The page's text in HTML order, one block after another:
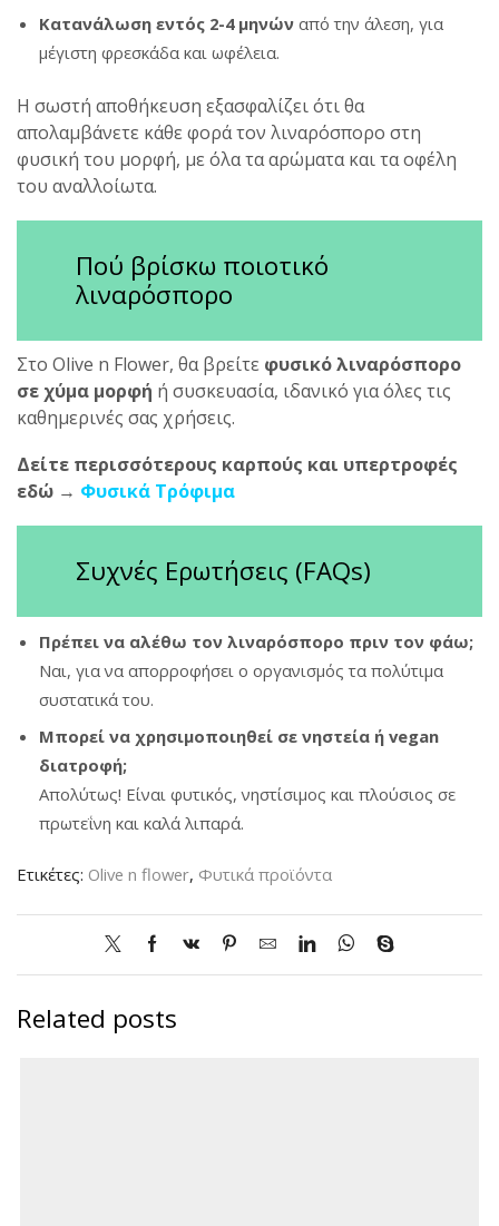
Κατανάλωση εντός 2-4 μηνών από την άλεση, για
μέγιστη φρεσκάδα και ωφέλεια.
Η σωστή αποθήκευση εξασφαλίζει ότι θα
απολαμβάνετε κάθε φορά τον λιναρόσπορο στη
φυσική του μορφή, με όλα τα αρώματα και τα οφέλη
του αναλλοίωτα.
Πού βρίσκω ποιοτικό
λιναρόσπορο
Στο Olive n Flower, θα βρείτε φυσικό λιναρόσπορο
σε χύμα μορφή ή συσκευασία, ιδανικό για όλες τις
καθημερινές σας χρήσεις.
Δείτε περισσότερους καρπούς και υπερτροφές
εδώ → Φυσικά Τρόφιμα
Συχνές Ερωτήσεις (FAQs)
Πρέπει να αλέθω τον λιναρόσπορο πριν τον φάω;
Ναι, για να απορροφήσει ο οργανισμός τα πολύτιμα
συστατικά του.
Μπορεί να χρησιμοποιηθεί σε νηστεία ή vegan
διατροφή;
Απολύτως! Είναι φυτικός, νηστίσιμος και πλούσιος σε
πρωτεΐνη και καλά λιπαρά.
Ετικέτες: Olive n flower, Φυτικά προϊόντα
Related posts